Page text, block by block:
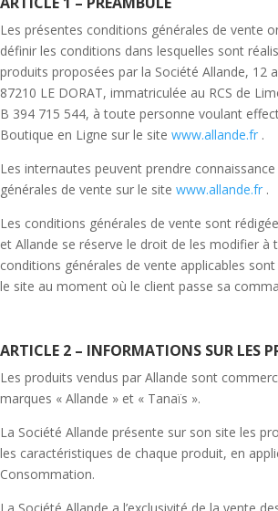
Les présentes conditions générales de vente
définir les conditions dans lesquelles sont
produits proposées par la Société Allande, 12
87210 LE DORAT, immatriculée au RCS de
B 394 715 544, à toute personne voulant
Boutique en Ligne sur le site www.allande.fr .
Les internautes peuvent prendre
générales de vente sur le site www.allande.fr .
Les conditions générales de vente sont
et Allande se réserve le droit de les modifier à
conditions générales de vente applicables
le site au moment où le client passe sa
ARTICLE 2 – INFORMATIONS SUR LES
Les produits vendus par Allande sont
marques « Allande » et « Tanaïs ».
La Société Allande présente sur son site les
les caractéristiques de chaque produit, en
Consommation.